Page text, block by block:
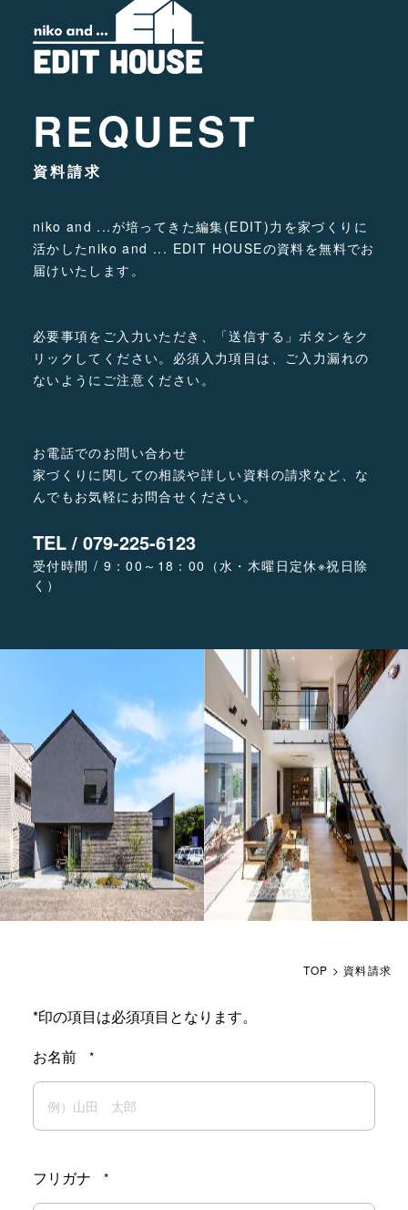
REQUEST
資料請求
niko and ...が培ってきた編集(EDIT)力を家づくりに
活かしたniko and ... EDIT HOUSEの資料を無料でお
届けいたします。
必要事項をご入力いただき、「送信する」ボタンをク
リックしてください。 必須入力項目は、ご入力漏れの
ないようにご注意ください。
お電話でのお問い合わせ
家づくりに関しての相談や詳しい資料の請求など、な
んでもお気軽にお問合せください。
TEL / 079-225-6123
受付時間 / 9：00～18：00（水・木曜日定休※祝日除
く）
TOP > 資料請求
*印の項目は必須項目となります。
お名前
*
フリガナ *